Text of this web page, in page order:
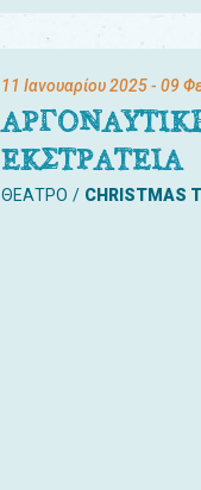
11 Ιανουαρίου 2025- 09
ΕΚΣΤΡΑΤΕΙΑ
ΘΕΑΤΡΟ CHRISTMAS